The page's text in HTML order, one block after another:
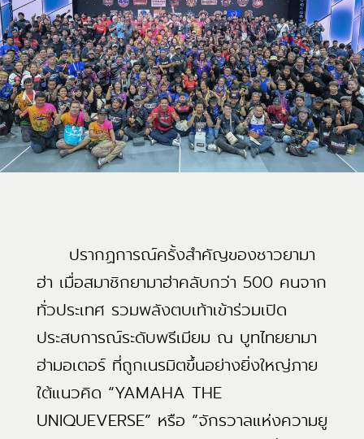
ปรากฏการณ์ครั้งสำคัญของชาวยามา
ฮ่า เมื่อสมาชิกยามาฮ่าคลับกว่า 500 คนจาก
ทั่วประเทศ รวมพลังตบเท้าเข้าร่วมเปิด
ประสบการณ์ระดับพรีเมียม ณ บูทไทยยามา
ฮ่ามอเตอร์ ที่ถูกเนรมิตขึ้นอย่างยิ่งใหญ่ภาย
ใต้แนวคิด “YAMAHA THE
UNIQUEVERSE” หรือ “จักรวาลแห่งความยู